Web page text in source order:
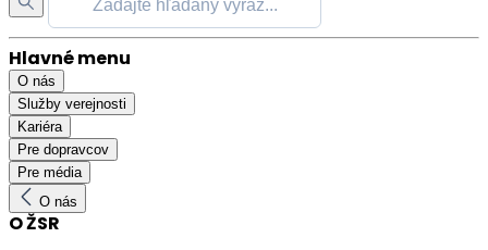
Hlavné menu
O nás
Služby verejnosti
Kariéra
Pre dopravcov
Pre média
O nás
O ŽSR